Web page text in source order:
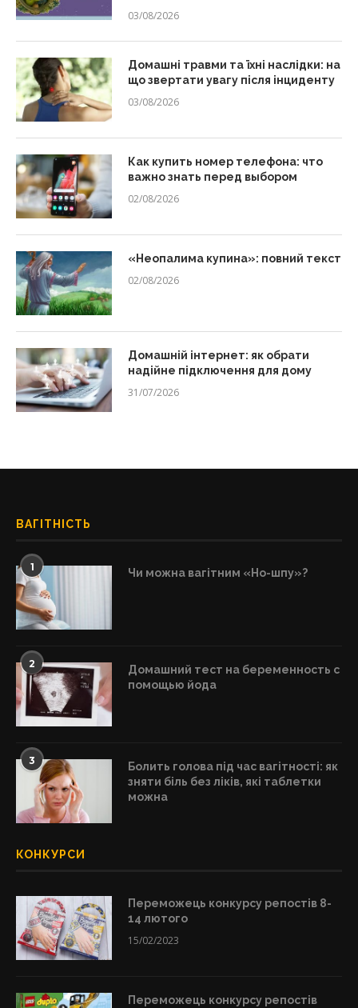
03/08/2026
Домашні травми та їхні наслідки: на
що звертати увагу після інциденту
03/08/2026
Как купить номер телефона: что
важно знать перед выбором
02/08/2026
«Неопалима купина»: повний текст
02/08/2026
Домашній інтернет: як обрати
надійне підключення для дому
31/07/2026
ВАГІТНІСТЬ
1 Чи можна вагітним «Но-шпу»?
2
Домашний тест на беременность с
помощью йода
3
Болить голова під час вагітності: як
зняти біль без ліків, які таблетки
можна
КОНКУРСИ
Переможець конкурсу репостів 8-
14 лютого
15/02/2023
Переможець конкурсу репостів